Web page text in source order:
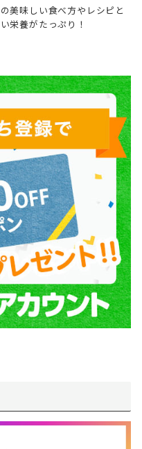
美味しい食べ方やレシピと
栄養がたっぷり！